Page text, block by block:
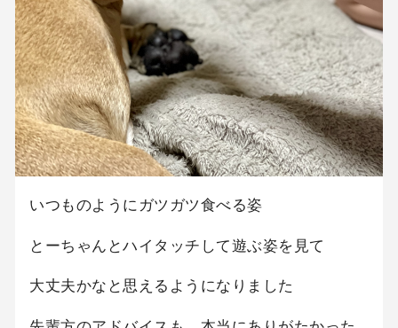
いつものようにガツガツ食べる姿
とーちゃんとハイタッチして遊ぶ姿を見て
大丈夫かなと思えるようになりました